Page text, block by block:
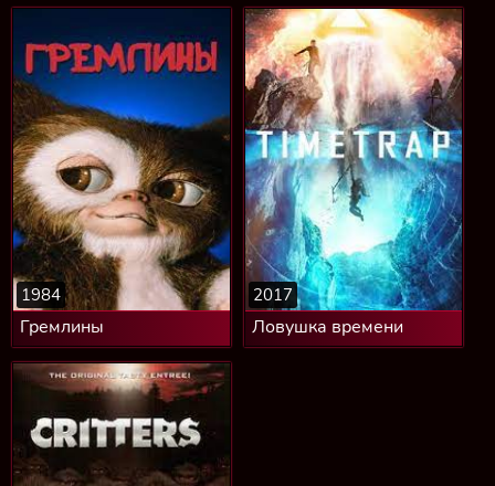
Гремлины
1984
Ловушка времени
2017